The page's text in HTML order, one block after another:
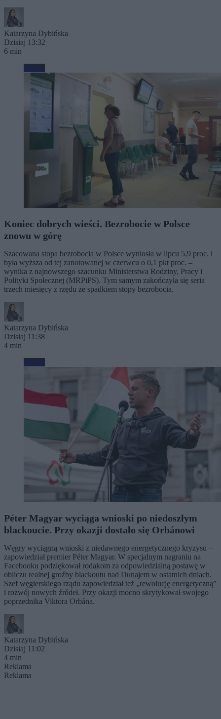
Katarzyna Dybińska
Dzisiaj 13:32
6 min
Biznes
Koniec dobrych wieści. Bezrobocie w Polsce
znowu w górę
Szacowana stopa bezrobocia w Polsce wyniosła w lipcu 5,9 proc. i
była wyższa od tej zanotowanej w czerwcu o 0,1 pkt proc. –
wynika z najnowszego szacunku Ministerstwa Rodziny, Pracy i
Polityki Społecznej (MRPiPS). Tym samym zakończyła się seria
trzech miesięcy z rzędu ze spadkiem stopy bezrobocia.
Katarzyna Dybińska
Dzisiaj 11:38
4 min
Biznes
Péter Magyar wyciąga wnioski po niedoszłym
blackoucie. Przy okazji dostało się Orbánowi
Węgry wyciągną wnioski z niedawnego energetycznego kryzysu –
zapowiedział premier Péter Magyar. W specjalnym nagraniu na
Facebooku podziękował rodakom za odpowiedzialną postawę w
obliczu realnej groźby blackoutu nad Dunajem w ostatnich dniach.
Szef węgierskiego rządu zapowiedział też „rewolucję energetyczną”
i rozwój nowych źródeł. Przy okazji mocno skrytykował swojego
poprzednika Viktora Orbána.
Katarzyna Dybińska
Dzisiaj 11:02
4 min
Reklama
Reklama